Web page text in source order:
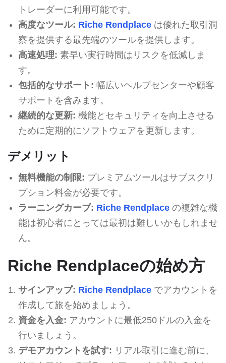
トレーダーに利用可能です。
高度なツール: Riche Rendplaceは優れた取引洞
察を提供する最先端のツールを提供します。
高速処理: 素早い実行時間はリスクを低減しま
す。
包括的なサポート: 幅広いヘルプセンターや顧客
サポートを含みます。
継続的な更新: 機能とセキュリティを向上させる
ために定期的にソフトウェアを更新します。
デメリット
無料機能の制限: プレミアムツールはサブスクリ
プション料金が必要です。
ラーニングカーブ: Riche Rendplaceの複雑な機
能は初心者にとっては最初は難しいかもしれませ
ん。
Riche Rendplaceの始め方
サインアップ: Riche Rendplaceでアカウントを
作成して旅を始めましょう。
資金を入金: アカウントに最低250ドルの入金を
行いましょう。
デモアカウントを試す: リアル取引に進む前に、